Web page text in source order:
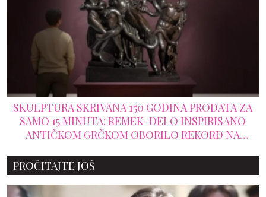
SKULPTURA SKRIVANA 150 GODINA PRODATA ZA
SAMO 15 MINUTA: REMEK-DELO INSPIRISANO
ANTIČKOM GRČKOM OBORILO REKORD NA
PROČITAJTE JOŠ